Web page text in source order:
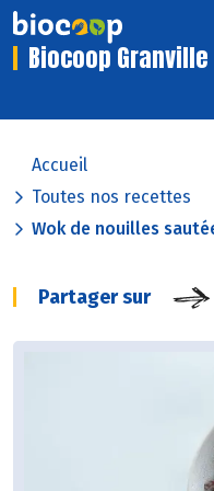
Biocoop Granville
Accueil
Toutes nos recettes
Wok de nouilles
Partager sur